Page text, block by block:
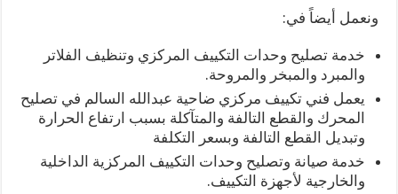
ونعمل أيضاً في:
خدمة تصليح وحدات التكييف المركزي وتنظيف الفلاتر
والمبرد والمبخر والمروحة.
يعمل فني تكييف مركزي ضاحية عبدالله السالم في تصليح
المحرك والقطع التالفة والمتآكلة بسبب ارتفاع الحرارة
وتبديل القطع التالفة وبسعر التكلفة
خدمة صيانة وتصليح وحدات التكييف المركزية الداخلية
والخارجية لأجهزة التكييف.